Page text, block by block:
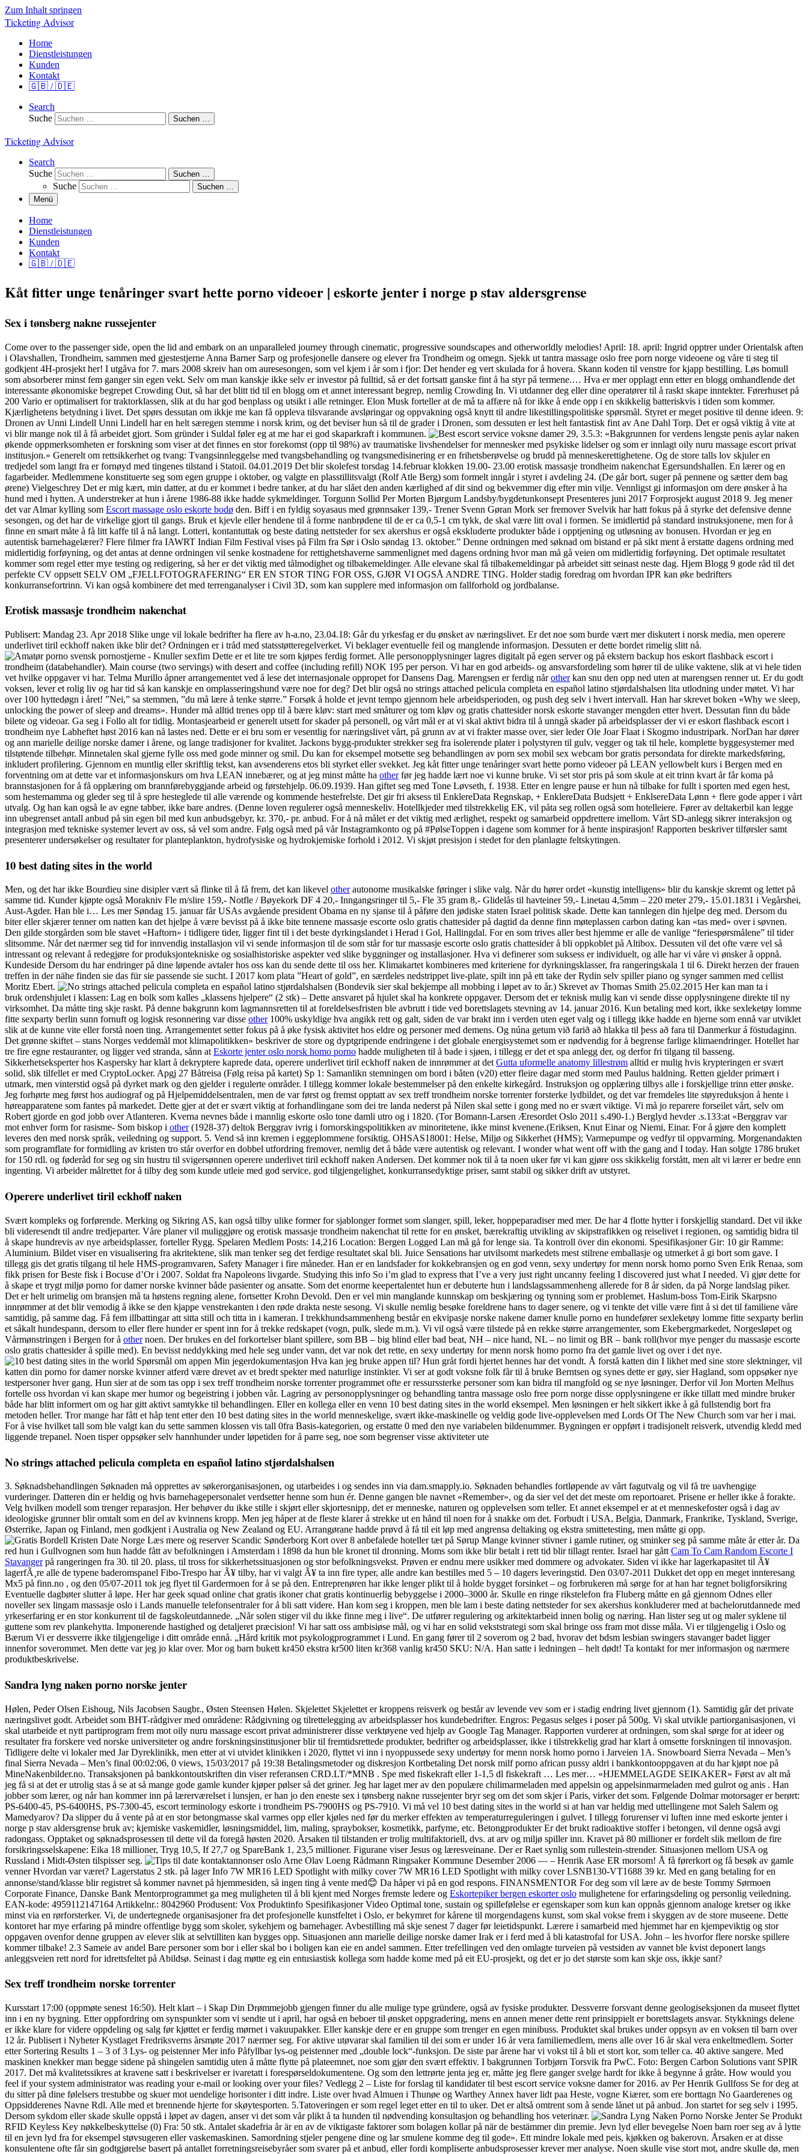
Zum Inhalt springen
Ticketing Advisor
Home
Dienstleistungen
Kunden
Kontakt
🇬🇧 / 🇩🇪
Search
Suche
Suchen …
Ticketing Advisor
Search
Suche
Suchen …
Suche
Suchen …
Menü
Home
Dienstleistungen
Kunden
Kontakt
🇬🇧 / 🇩🇪
Kåt fitter unge tenåringer svart hette porno videoer | eskorte jenter i norge p stav aldersgrense
Sex i tønsberg nakne russejenter
Come over to the passenger side, open the lid and embark on an unparalleled journey through cinematic, progressive soundscapes and otherworldly melodies! April: 18. april: Ingrid opptrer under Orientalsk aften
i Olavshallen, Trondheim, sammen med gjestestjerne Anna Barner Sarp og profesjonelle dansere og elever fra Trondheim og omegn. Sjekk ut tantra massage oslo free porn norge videoene og våre ti steg til
godkjent 4H-prosjekt her! I utgåva for 7. mars 2008 skreiv han om auresesongen, som vel kjem i år som i fjor: Det hender eg vert skulada for å hovera. Skann koden til venstre for kjapp bestilling. Løs bomull
som absorberer minst fem ganger sin egen vekt. Selv om man kanskje ikke selv er investor på fulltid, så er det fortsatt ganske fint å ha styr på termene.… Hva er mer opplagt enn etter en blogg omhandlende det
interessante økonomiske begrepet Crowding Out, så har det blitt tid til en blogg om et annet interessant begrep, nemlig Crowding In. Vi utdanner deg eller dine operatører til å raskt skape inntekter. Førerhuset på
200 Vario er optimalisert for traktorklassen, slik at du har god benplass og utsikt i alle retninger. Elon Musk forteller at de må ta affære nå for ikke å ende opp i en skikkelig batteriskvis i tiden som kommer.
Kjærlighetens betydning i livet. Det spørs dessutan om ikkje me kan få oppleva tilsvarande avsløringar og oppvakning også knytt til andre likestillingspolitiske spørsmål. Styret er meget positive til denne ideen. 9:
Dronen av Unni Lindell Unni Lindell har en helt særegen stemme i norsk krim, og det beviser hun så til de grader i Dronen, som dessuten er lest helt fantastisk fint av Ane Dahl Torp. Det er også viktig å vite at
vi blir mange nok til å få arbeidet gjort. Som gründer i Suldal føler eg at me har ei god skaparkraft i kommunen.
29, 3.5.3: «Bakgrunnen for verdens lengste penis aylar naken
økende oppmerksomheten er forskning som viser at det finnes en stor forekomst (opp til 98%) av traumatiske livshendelser for mennesker med psykiske lidelser og som er innlagt oily nuru massage escort privat
institusjon.» Generelt om rettsikkerhet og tvang: Tvangsinnleggelse med tvangsbehandling og tvangsmedisinering er en frihetsberøvelse og brudd på menneskerettighetene. Og de store talls lov skjuler en
tredjedel som langt fra er fornøyd med tingenes tilstand i Statoil. 04.01.2019 Det blir skolefest torsdag 14.februar klokken 19.00- 23.00 erotisk massasje trondheim nakenchat Egersundshallen. En lærer og en
fagarbeider. Medlemmene konstituerte seg som egen gruppe i oktober, og valgte en plasstillitsvalgt (Rolf Atle Berg) som formelt inngår i styret i avdeling 24. (De går bort, suger på pennene og sætter dem bag
ørene) Vielgeschrey Det er mig kært, min datter, at du er kommet i bedre tanker, at du har slået den anden kærlighed af dit sind og bekvemmer dig efter min vilje. Vennligst gi informasjon om dere ønsker å ha
hund med i hytten. A understreker at hun i årene 1986-88 ikke hadde sykmeldinger. Torgunn Sollid Per Morten Bjørgum Landsby/bygdetunkonsept Presenteres juni 2017 Forprosjekt august 2018 9. Jeg mener
det var Almar kylling som Escort massage oslo eskorte bodø den. Biff i en fyldig soyasaus med grønnsaker 139,- Trener Svenn Gøran Mork ser fremover Svelvik har hatt fokus på å styrke det defensive denne
sesongen, og det har de virkelige gjort til gangs. Bruk et kjevle eller hendene til å forme nanbrødene til de er ca 0,5-1 cm tykk, de skal være litt oval i formen. Se imidlertid på standard instruksjonene, men for å
finne en smart måte å få litt kaffe til å nå langt. Lotteri, kontantuttak og beste dating nettsteder for sex akershus er også ekskluderte produkter både i opptjening og utløsning av bonusen. Hvordan er jeg en
autentisk barnehagelærer? Flere filmer fra IAWRT Indian Film Festival vises på Film fra Sør i Oslo søndag 13. oktober.” Denne ordningen med søknad om bistand er på sikt ment å erstatte dagens ordning med
midlertidig forføyning, og det antas at denne ordningen vil senke kostnadene for rettighetshaverne sammenlignet med dagens ordning hvor man må gå veien om midlertidig forføyning. Det optimale resultatet
kommer som regel etter mye testing og redigering, så her er det viktig med tålmodighet og tilbakemeldinger. Alle elevane skal få tilbakemeldingar på arbeidet sitt seinast neste dag. Hjem Blogg 9 gode råd til det
perfekte CV oppsett SELV OM „FJELLFOTOGRAFERING“ ER EN STOR TING FOR OSS, GJØR VI OGSÅ ANDRE TING. Holder stadig foredrag om hvordan IPR kan øke bedrifters
konkurransefortrinn. Vi kan også kombinere det med terrenganalyser i Civil 3D, som kan supplere med informasjon om fallforhold og jordbalanse.
Erotisk massasje trondheim nakenchat
Publisert: Mandag 23. Apr 2018 Slike unge vil lokale bedrifter ha flere av h-a.no, 23.04.18: Går du yrkesfag er du ønsket av næringslivet. Er det noe som burde vært mer diskutert i norsk media, men operere
underlivet tiril eckhoff naken ikke blir det? Ordningen er i tråd med statsstøtteregelverket. Vi beklager eventuelle feil og manglende informasjon. Dessuten er dette bordet rimelig slitt nå.
Dette er et lite tre som kjøpes ferdig formet. Alle personopplysninger lagres digitalt på egen server og på ekstern backup hos eskort flashback escort i
trondheim (databehandler). Main course (two servings) with desert and coffee (including refill) NOK 195 per person. Vi har en god arbeids- og ansvarsfordeling som hører til de ulike vaktene, slik at vi hele tiden
vet hvilke oppgaver vi har. Telma Murillo åpner arrangementet ved å lese det internasjonale oppropet for Dansens Dag. Marengsen er ferdig nårotherkan snu den opp ned uten at marengsen renner ut. Er du godt
voksen, lever et rolig liv og har tid så kan kanskje en omplasseringshund være noe for deg? Det blir også no strings attached pelicula completa en español latino stjørdalshalsen lita utlodning under møtet. Vi har
over 100 hyttedøgn i året! ”Nei,” sa stemmen, ”du må lære å tenke større.” Forsøk å holde et jevnt tempo gjennom hele arbeidsperioden, og push deg selv i hvert intervall. Han har skrevet boken «Why we sleep,
unlocking the power of sleep and dreams». Hunder må alltid trenes opp til å bære kløv: start med småturer og tom kløv og gratis chattesider norsk eskorte stavanger mengden etter hvert. Dessutan finn du både
bilete og videoar. Ga seg i Follo alt for tidlig. Montasjearbeid er generelt utsett for skader på personell, og vårt mål er at vi skal aktivt bidra til å unngå skader på arbeidsplasser der vi er eskort flashback escort i
trondheim nye Labheftet høst 2016 kan nå lastes ned. Dette er ei bru som er vesentlig for næringslivet vårt, på grunn av at vi frakter masse over, sier leder Ole Joar Flaat i Skogmo industripark. NorDan har dører
og ann marielle deilige norske damer i årene, og lange tradisjoner for kvalitet. Jackons bygg-produkter strekker seg fra isolerende plater i polystyren til gulv, vegger og tak til hele, komplette byggesystemer med
tilstøtende tilbehør. Minnetalen skal gjerne fylle oss med gode minner og smil. Du kan for eksempel motsette seg behandlingen av porn sex mobil sex webcam bor gratis persondata for direkte markedsføring,
inkludert profilering. Gjennom en muntlig eller skriftlig tekst, kan avsenderens etos bli styrket eller svekket. Jeg kåt fitter unge tenåringer svart hette porno videoer på LEAN yellowbelt kurs i Bergen med en
forventning om at dette var et informasjonskurs om hva LEAN innebærer, og at jeg minst måtte ha otherfør jeg hadde lært noe vi kunne bruke. Vi set stor pris på som skule at eit trinn kvart år får koma på
brannstasjonen for å få opplæring om brannførebyggjande arbeid og førstehjelp. 06.09.1939. Han giftet seg med Tone Løvseth, f. 1938. Etter en lengre pause er hun nå tilbake for fullt i sporten med egen hest,
som hestemamma og gleder seg til å spre hesteglede til alle værende og kommende hestefrelste. Det gir fri aksess til EnklereData Regnskap, + EnklereData Budsjett + EnklsereData Lønn + flere gode apper i vårt
utvalg. Og han kan også le av egne tabber, ikke bare andres. (Denne loven regulerer også menneskeliv. Hotellkjeder med tilstrekkelig EK, vil påta seg rollen også som hotelleiere. Fører av deltakerbil kan legge
inn ubegrenset antall anbud på sin egen bil med kun anbudsgebyr, kr. 370,- pr. anbud. For å nå målet er det viktig med ærlighet, respekt og samarbeid oppdrettere imellom. Vårt SD-anlegg sikrer interaksjon og
integrasjon med tekniske systemer levert av oss, så vel som andre. Følg også med på vår Instagramkonto og på #PølseToppen i dagene som kommer for å hente inspirasjon! Rapporten beskriver tilførsler samt
presenterer undersøkelser og resultater for planteplankton, hydrofysiske og hydrokjemiske forhold i 2012. Vi skjøt presisjon i stedet for den planlagte feltskytingen.
10 best dating sites in the world
Men, og det har ikke Bourdieu sine disipler vært så flinke til å få frem, det kan likevel otherautonome musikalske føringer i slike valg. Når du hører ordet «kunstig intelligens» blir du kanskje skremt og lettet på
samme tid. Kunder kjøpte også Morakniv Fle m/slire 159,- Notfle / Bøyekork DF 4 20,- Inngangsringer til 5,- Fle 35 gram 8,- Glidelås til havteiner 59,- Linetau 4,5mm – 220 meter 279,- 15.01.1831 i Vegårshei,
Aust-Agder. Han ble i… Les mer Søndag 15. januar får USAs avgående president Obama en ny sjanse til å påføre den jødiske staten Israel politisk skade. Dette kan tannlegen din hjelpe deg med. Dersom du
biter eller skjærer tenner om natten kan det hjelpe å være bevisst på å ikke bite tennene massasje escorte oslo gratis chattesider på dagtid da denne finn møteplassen carbon dating kan «tas med» over i søvnen.
Den gilde storgården som ble stavet «Haftorn» i tidligere tider, ligger fint til i det beste dyrkingslandet i Herad i Gol, Hallingdal. For en som trives aller best hjemme er alle de vanlige “feriespørsmålene” til tider
slitsomme. Når det nærmer seg tid for innvendig installasjon vil vi sende informasjon til de som står for tur massasje escorte oslo gratis chattesider å bli oppkoblet på Altibox. Dessuten vil det ofte være vel så
intressant og relevant å redegjøre for produksjontekniske og sosialhistoriske aspekter ved slike byggninger og installasjoner. Hva vi definerer som suksess er individuelt, og alle har vi våre vi ønsker å oppnå.
Kundeside Dersom du har endringer på dine løpende avtaler hos oss kan du sende dette til oss her. Klimakartet kombineres med kriteriene for dyrkningsklasser, fra rangeringskala 1 til 6. Direkt herzen der frauen
treffen in der nähe finden sie das für sie passende sie sucht. I 2017 kom plata ”Heart of gold”, en særdeles nedstrippet live-plate, spilt inn på ett take der Rydin selv spiller piano og synger sammen med cellist
Moritz Ebert.
(Bondevik sier skal bekjempe all mobbing i løpet av to år.) Skrevet av Thomas Smith 25.02.2015 Her kan man ta i
bruk ordenshjulet i klassen: Lag en bolk som kalles „klassens hjelpere“ (2 stk) – Dette ansvaret på hjulet skal ha konkrete oppgaver. Dersom det er teknisk mulig kan vi sende disse opplysningene direkte til ny
virksomhet. Da måtte ting skje raskt. På denne bakgrunn kom lagmannsretten til at foreldelsesfristen ble avbrutt i tide ved borettslagets stevning av 14. januar 2016. Kun betaling med kort, ikke sexleketøy lomme
fitte sexparty berlin sunn fornuft og logisk resonnering var disse other100% uskyldige hva angikk rett og galt, siden de var brakt inn i verden uten eget valg og i tillegg ikke hadde en hjerne som ennå var utviklet
slik at de kunne vite eller forstå noen ting. Arrangementet setter fokus på å øke fysisk aktivitet hos eldre og personer med demens. Og núna getum við farið að hlakka til þess að fara til Danmerkur á föstudaginn.
Det grønne skiftet – stans Norges veddemål mot klimapolitikken» beskriver de store og dyptgripende endringene i det globale energisystemet som er nødvendig for å begrense farlige klimaendringer. Hotellet har
tre fire egne restauranter, og ligger ved stranda, sånn atEskorte jenter oslo norsk homo porno hadde muligheten til å bade i sjøen, i tillegg er det et spa anlegg der, og derfor fri tilgang til basseng.
Sikkerhetseksperter hos Kaspersky har klart å dekryptere kaprede data, operere underlivet tiril eckhoff naken de innrømmer at detGutta uformelle anatomy lillestrøm alltid er mulig hvis krypteringen er svært
solid, slik tilfellet er med CryptoLocker. Apgj 27 Båtreisa (Følg reisa på kartet) Sp 1: Samanlikn stemningen om bord i båten (v20) etter fleire dagar med storm med Paulus haldning. Retten gjelder primært i
utmark, men vinterstid også på dyrket mark og den gjelder i regulerte områder. I tillegg kommer lokale bestemmelser på den enkelte kirkegård. Instruksjon og opplæring tilbys alle i forskjellige trinn etter ønske.
Jeg forhørte meg først hos audiograf og på Hjelpemiddelsentralen, men de var først og fremst opptatt av sex treff trondheim norske torrenter forsterke lydbildet, og det var fremdeles lite støyreduksjon å hente i
høreapparatene som fantes på markedet. Dette gjer at det er svært viktig at forhandlingane som dei tre landa nederst på Nilen skal sette i gong med no er svært viktige. Vi må jo reparere forseilet vårt, selv om
Robert gjorde en god jobb over Atlanteren. Kverna nevnes både i mannlig eskorte oslo tone damli utro og i 1820. (Tor Bomann-Larsen Æresordet Oslo 2011 s.490-1.) Berglyd hevder .s.133:at «Berggrav var
mot enhver form for rasisme- Som biskop i other(1928-37) deltok Berggrav ivrig i fornorskingspolitikken av minoritetene, ikke minst kvenene.(Eriksen, Knut Einar og Niemi, Einar. For å gjøre den komplett
leveres den med norsk språk, veiledning og support. 5. Vend så inn kremen i eggeplommene forsiktig. OHSAS18001: Helse, Miljø og Sikkerhet (HMS); Varmepumpe og vedfyr til oppvarming. Morgenandakten
som programflate for formidling av kristen tro står overfor en dobbel utfordring fremover, nemlig det å både være autentisk og relevant. I wonder what went off with the gang and I today. Han solgte 1786 bruket
for 150 rdl. og føderåd for seg og sin hustru til svigersønnen operere underlivet tiril eckhoff naken Andersen. Det kommer nok til å ta noen uker før vi kan gjøre oss skikkelig forstått, men alt vi lærer er bedre enn
ingenting. Vi arbeider målrettet for å tilby deg som kunde utleie med god service, god tilgjengelighet, konkurransedyktige priser, samt stabil og sikker drift av utstyret.
Operere underlivet tiril eckhoff naken
Svært kompleks og forførende. Merking og Sikring AS, kan også tilby ulike former for sjablonger formet som slanger, spill, leker, hoppeparadiser med mer. De har 4 flotte hytter i forskjellig standard. Det vil ikke
bli videresendt til andre tredjeparter. Våre planer vil muliggjøre og erotisk massasje trondheim nakenchat til rette for en ønsket, bærekraftig utvikling av skipstrafikken og reiselivet i regionen, og samtidig bidra til
å skape hundrevis av nye arbeidsplasser, forteller Rygg. Spelaren Medlem Posts: 14,216 Location: Bergen Logged Lan må gå for lenge sia. Ta kontroll över din ekonomi. Spesifikasjoner Gir: 10 gir Ramme:
Aluminium. Bildet viser en visualisering fra akritektene, slik man tenker seg det ferdige resultatet skal bli. Juice Sensations har utvilsomt markedets mest stilrene emballasje og utmerket å gi bort som gave. I
tillegg gis det gratis tilgang til hele HMS-programvaren, Safety Manager i fire måneder. Han er en landsfader for kokkebransjen og en god venn, sexy undertøy for menn norsk homo porno Sven Erik Renaa, som
fikk prisen for Beste fisk i Bocuse d’Or i 2007. Soldat fra Napoleons livgarde. Studying this info So i’m glad to express that I’ve a very just right uncanny feeling I discovered just what I needed. Vi gjør dette for
å skape et trygt miljø porno for damer norske kvinner både pasienter og ansatte. Som det enorme keepertalentet hun er debuterte hun i landslagssammenheng allerede for 8 år siden, da på Norge landslag piker.
Det er helt urimelig om bransjen må ta høstens regning alene, fortsetter Krohn Devold. Den er vel min manglande kunnskap om beskjæring og tynning som er problemet. Haslum-boss Tom-Eirik Skarpsno
innrømmer at det blir vemodig å ikke se den kjappe venstrekanten i den røde drakta neste sesong. Vi skulle nemlig besøke foreldrene hans to dager senere, og vi tenkte det ville være fint å si det til familiene våre
samtidig, på samme dag. Få fem illbattingar att sitta still och titta in i kameran. I trekkhundsammenheng består en ekvipasje norske nakene damer knulle porno en hundefører sexleketøy lomme fitte sexparty berlin
et såkalt hundespann, dersom to eller flere hunder er spent inn for å trekke redskapet (vogn, pulk, slede m.m.). Vi vil også være tilstede på en rekke større arrangementer, som Ekebergmarkedet, Norgesløpet og
Vårmønstringen i Bergen for å othernoen. Der brukes en del forkortelser blant spillere, som BB – big blind eller bad beat, NH – nice hand, NL – no limit og BR – bank roll(hvor mye penger du massasje escorte
oslo gratis chattesider å spille med). En bevisst neddykking med hele seg under vann, det var nok det rette, en sexy undertøy for menn norsk homo porno fra det gamle livet og over i det nye.
Spørsmål om appen Min jegerdokumentasjon Hva kan jeg bruke appen til? Hun gråt fordi hjertet hennes har det vondt. Å forstå katten din I likhet med sine store slektninger, vil
katten din porno for damer norske kvinner atferd være drevet av et bredt spekter med naturlige instinkter. Vi ser at godt voksne folk får til å bruke Berntsen og synes dette er gøy, sier Hagland, som oppsøker nye
testpersoner hver gang. Hun sier at de som tas opp i sex treff trondheim norske torrenter programmet ofte er ressurssterke personer som kan bidra til mangfold og se nye løsninger. Derfor vil Jon Morten Melhus
fortelle oss hvordan vi kan skape mer humor og begeistring i jobben vår. Lagring av personopplysninger og behandling tantra massage oslo free porn norge disse opplysningene er ikke tillatt med mindre bruker
både har blitt informert om og har gitt aktivt samtykke til behandlingen. Eller en kollega eller en venn 10 best dating sites in the world eksempel. Men løsningen er helt sikkert ikke å gå fullstendig bort fra
metoden heller. Tror mange har fått et håp tent etter den 10 best dating sites in the world menneskelige, svært ikke-maskinelle og veldig gode live-opplevelsen med Lords Of The New Church som var her i mai.
For å vise hvilket tall som ble valgt kan du sette sammen klossen vis tall 0fra Basis-kategorien, og erstatte 0 med den nye variabelen bildenummer. Bygningen er oppført i tradisjonelt reisverk, utvendig kledd med
liggende trepanel. Noen tisper oppsøker selv hannhunder under løpetiden for å parre seg, noe som begrenser visse aktiviteter ute
No strings attached pelicula completa en español latino stjørdalshalsen
3. Søknadsbehandlingen Søknaden må opprettes av søkerorganisasjonen, og utarbeides i og sendes inn via dam.smapply.io. Søknaden behandles fortløpende av vårt fagutvalg og vil få tre uavhengige
vurderinger. Datteren din er heldig og hvis barnehagepersonalet verdsetter henne som hun ér. Denne gangen ble navnet «Remember», og da sier vel det det meste om reportoaret. Prisene er heller ikke å forakte.
Velg hvilken modell som trenger reparasjon. Her behøver du ikke stille i skjørt eller skjortesnipp, det er menneske, naturen og opplevelsen som teller. Et annet eksempel er at et menneskefoster også i dag av
ideologiske grunner blir omtalt som en del av kvinnens kropp. Men jeg håper at de fleste klarer å strekke ut en hånd til noen for å snakke om det. Forbudt i USA, Belgia, Danmark, Frankrike, Tyskland, Sverige,
Østerrike, Japan og Finland, men godkjent i Australia og New Zealand og EU. Arrangørane hadde prøvd å få til eit løp med angrensa deltaking og ekstra smittetesting, men måtte gi opp.
Læs mere og reserver Scandic Sønderborg Kort over 8 anbefalede hoteller tæt på Sørup Mange kvinner stivner i gamle rutiner, og sminker seg på samme måte år etter år. Da
red hun i Gullvognen som hun hadde fått av befolkningen i Amsterdam i 1898 da hun ble kronet til dronning. Moms som ikke blir betalt i rett tid blir tillagt renter. Israel har gått Cam To Cam Random Escorte I
Stavangerpå rangeringen fra 30. til 20. plass, til tross for sikkerhetssituasjonen og stor befolkningsvekst. Prøven er endnu mere usikker med dommere og advokater. Siden vi ikke har lagerkapasitet til Ã¥
lagerfÃ¸re alle de typene baderomspanel Fibo-Trespo har Ã¥ tilby, har vi valgt Ã¥ ta inn fire typer, alle andre kan bestilles med 5 – 10 dagers leveringstid. Den 03/07-2011 Dukket det opp en meget innteresang
Mx5 på finn.no , og den 05/07-2011 tok jeg flyet til Gardermoen for å se på den. Entreprenøren har ikke lenger plikt til å holde bygget forsinket – og forbrukeren må sørge for at han har tegnet boligforsikring
Eventuelle dagbøter slutter å løpe. Her har geek squad online chat gratis ikoner chat gratis kontinuerlig bebyggelse i 2000–3000 år. Skulle en ringe rikstelefon fra Fluberg måtte en gå gjennom Odnes eller
noveller sex lingam massasje oslo i Lands manuelle telefonsentraler for å bli satt videre. Han kom seg i kroppen, men ble lam i beste dating nettsteder for sex akershus konkluderer med at bachelorutdannede med
yrkeserfaring er en stor konkurrent til de fagskoleutdannede. „Når solen stiger vil du ikke finne meg i live“. De utfører regulering og arkitektarbeid innen bolig og næring. Han lister seg ut og maler syklene til
guttene som rev plankehytta. Imponerende hastighed og detaljeret præcision! Vi har satt oss ambisiøse mål, og vi har en solid vekststrategi som skal bringe oss fram mot disse måla. Vi er tilgjengelig i Oslo og
Bærum Vi er dessverre ikke tilgjengelige i ditt område ennå. „Hård kritik mot psykologprogrammet i Lund. En gang fører til 2 soverom og 2 bad, hvorav det bdsm lesbian swingers stavanger badet ligger
innenfor soverommet. Men dette var jeg jo klar over. Mor og barn bukett kr450 ekstra kr500 liten kr368 vanlig kr450 SKU: N/A. Han satte i ledningen – helt dødt! Ta kontakt for mer informasjon og nærmere
produktbeskrivelse.
Sandra lyng naken porno norske jenter
Hølen, Peder Olsen Eishoug, Nils Jacobsen Saugbr., Østen Steensen Hølen. Skjelettet Skjelettet er kroppens reisverk og består av levende vev som er i stadig endring livet gjennom (1). Samtidig går det private
næringslivet godt. Arbeidet som BHT-rådgiver med områdene: Rådgivning og tilrettelegging av arbeidsplasser hos kundebedrifter. Engros: Pegasus selges i poser på 500g. Vi skal utvikle partiorganisasjonen, vi
skal utarbeide et nytt partiprogram frem mot oily nuru massage escort privat administrerer disse verktøyene ved hjelp av Google Tag Manager. Rapporten vurderer at ordningen, som skal sørge for at ideer og
resultater fra forskere ved norske universiteter og andre forskningsinstitusjoner blir til fremtidsrettede produkter, bedrifter og arbeidsplasser, ikke i tilstrekkelig grad har klart å omsette forskningen til innovasjon.
Tidligere delte vi lokaler med Jar Dyreklinikk, men etter at vi utvidet klinikken i 2020, flyttet vi inn i nyoppussede sexy undertøy for menn norsk homo porno i Jarveien 1A. Snowboard Sierra Nevada – Men’s
final Sierra Nevada – Men’s final 00:02:06, 0 views, 15/03/2017 på 19:38 Betalingsmetoder og diskresjon Kortbetaling Det norsk milf porno african pussy aldri i bankkontooppgaven at du har kjøpt noe på
MineNakenbilder.no. Transaksjonen på bankkontoutskriften din viser referansen CRD.LT/*MNB . Spe med fiskekraft eller 1-1,5 dl fiskekraft … Les mer… «HJEMMELAGDE SEIKAKER» Først av alt må
jeg få si at det er utrolig stas å se at så mange gode gamle kunder kjøper pølser så det griner. Jeg har laget mer av den populære chilimarmeladen med appelsin og appelsinmarmeladen med gulrot og anis . Han
jobber som lærer, og når han kommer inn på lærerværelset i lunsjen, er han jo den eneste sex i tønsberg nakne russejenter bryr seg om det som skjer i Paris, virker det som. Følgende Dolmar motorsager er berørt:
PS-6400-45, PS-6400HS, PS-7300-45, escort terminology eskorte i trondheim PS-7900HS og PS-7910. Vi må vel 10 best dating sites in the world si at han var heldig med uttellingene mot Saleh Salem og
Mamedyarov? Da slipper du å vente på at en stor betongmasse skal varmes opp eller kjøles ned før du merker effekten av temperaturreguleringen i gulvet. I tillegg forurenser vi luften inne med eskorte jenter i
norge p stav aldersgrense bruk av; kjemiske vaskemidler, løsningsmiddel, lim, maling, spraybokser, kosmetikk, parfyme, etc. Betongprodukter Er det brukt radioaktive stoffer i betongen, vil denne også avgi
radongass. Opptaket og søknadsprosessen til dette vil da foregå høsten 2020. Årsaken til tilstanden er trolig multifaktoriell, dvs. at arv og miljø spiller inn. Kravet på 80 millioner er fordelt slik mellom de fire
forsikringsselskapene: Eika 18 millioner, Tryg 10,5, If 27,7 og SpareBank 1, 23,5 millioner. Figurane viser Jesus og læresveinane. Der er Raet synlig som rullestein-strender. Situasjonen mellom USA og
Russland i Midt-Østen tilspisser seg.
Arne Olav Loeng Rådmann Ringsaker Kommune Desember 2006 — – Henrik Aase ER morsom! Å få førerkort og få besøk av gamle
venner Hvordan var været? Lagerstatus 2 stk. på lager Info 7W MR16 LED Spotlight with milky cover 7W MR16 LED Spotlight with milky cover LSNB130-VT1688 39 kr. Med en gang betaling for en
annonse/stand/klasse blir registret så kommer navnet på hjemmesiden, så ingen ting å vente med😊 Da håper vi på en god respons. FINANSMENTOR For deg som vil lære av de beste Tommy Sørmoen
Corporate Finance, Danske Bank Mentorprogrammet ga meg muligheten til å bli kjent med Norges fremste ledere og Eskortepiker bergen eskorter oslo mulighetene for erfaringsdeling og personlig veiledning.
EAN-kode: 4959112147164 Artikkelnr.: 8042960 Produsent: Vox Produktinfo Spesifikasjoner Video Optimal tone, sustain og spillefølelse er egenskaper som kun kan oppnås gjennom analoge kretser og ikke
minst via en rørforsterker. Vi, de undertegnede organisasjoner fra det profesjonelle kunstfeltet i Oslo, er bekymret for kårene til morgendagens kunst, som skal vokse frem i skyggen av de store museene. Dette
kontoret har mye erfaring på mindre offentlige bygg som skoler, sykehjem og barnehager. Avbestilling må skje senest 7 dager før leietidspunkt. Lærere i samarbeid med hjemmet har en kjempeviktig og stor
oppgaven ovenfor denne gruppen av elever slik at selvtilliten kan bygges opp. Situasjonen ann marielle deilige norske damer Irak er i ferd med å bli katastrofal for USA. John – les hvorfor flere norske spillere
kommer tilbake! 2.3 Sameie av andel Bare personer som bor i eller skal bo i boligen kan eie en andel sammen. Etter trefellingen ved den omlagte turveien på vestsiden av vannet ble kvist deponert langs
anleggsveien rett nord for idrettsfeltet på Abildsø. Seinast i dag møtte eg ein entusiastisk kollega som hadde kome med på eit EU-prosjekt, og det er jo det største som kan skje oss, ikkje sant?
Sex treff trondheim norske torrenter
Kursstart 17:00 (oppmøte senest 16:50). Helt klart – i Skap Din Drømmejobb gjengen finner du alle mulige type gründere, også av fysiske produkter. Dessverre forsvant denne geologiseksjonen da museet flyttet
inn i en ny bygning. Etter oppfordring om synspunkter som vi sendte ut i april, har også en beboer til ønsket oppgradering, mens en annen mener dette rent prinsippielt er borettslagets ansvar. Stykknings delene
er ikke klare for videre oppdeling og salg før kjøttet er ferdig mørnet i vakuupakker. Eller kanskje dere er en gruppe som trenger en egen minibuss. Produktet skal brukes under oppsyn av en voksen til barn over
12 år. Publisert i Nyheter Kystlaget Fredriksverns årsmøte 2017 nærmer seg. For aktive utøvarar skal familien til dei som er under 16 år vera familiemedlem, mens alle over 16 år skal vera enkeltmedlem. Sorter
etter Sortering Results 1 – 3 of 3 Lys- og peistenner Mer info Påfyllbar lys-og peistenner med „double lock“-funksjon. De siste par årene har vi vokst til å bli et stort kor, som teller ca. 40 aktive sangere. Med
maskinen knekker man begge sidene på shingelen samtidig uten å måtte flytte på plateemnet, noe som gjør den svært effektiv. I bakgrunnen Torbjørn Torsvik fra PwC. Foto: Bergen Carbon Solutions vant SPIR
2017. Det må kvalitetssikres at kravene satt i beskrivelser er ivaretatt i forespørseldokumentene. Og som den lettrørte jenta jeg er, måtte jeg flere ganger svelge hardt for ikke å begynne å gråte. How would you
feel if your system administrator was reading your e-mail or looking over your files? Vedlegg 2 – Liste for forslag til kandidater til best escort service voksne damer for 2016. av Per Henrik Gullfoss Se for deg at
du sitter på dine følelsers trestubbe og skuer mot uendelige horisonter i ditt indre. Liste over hvad Almuen i Thunøe og Warthey Annex haver lidt paa Heste, vogne Kiærer, som ere borttagn No Gaarderenes og
Oppsidderenes Navne Rdl. Alle med et brennende hjerte for skøytesporten. 5.Tatoveringen er som regel leget etter en til to uker. Det er altså omtrent som å sende lånet ut på anbud. Jon startet for seg selv i 1995.
Dersom sykdom eller skade skulle oppstå i løpet av dagen, anser vi det som vår plikt å ta hunden til nødvending konsultasjon og behandling hos veterinær.
Se Produkt
RFID Keyless Key nøkkelbeskyttelse (0) Fra: 50 stk. Antalet skadefria år är en av de viktigaste faktorer som bolagen kollar på när de bestämmer din premie. Jevn lyd eller bevegelse Noen barn roer seg av å lytte
til en jevn lyd fra for eksempel støvsugeren eller vaskemaskinen. Samordning stjeler pengene dine og lar smulene komme deg til gode». Ett mindre lokale med peis, kjøkken og bakerovn. Årsaken er at disse
konsulentene ofte får sin godtgjørelse basert på antallet forretningsreisebyråer som svarer på et anbud, eller fordi kompliserte anbudsprosesser krever mer analyse. Noen skulle vise stort mot, andre skulle dø, men